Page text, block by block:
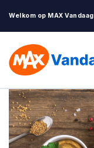
Welkom op MAX Vandaag